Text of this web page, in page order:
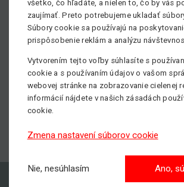
Diesel
všetko, čo hľadáte, a nielen to, čo by vás
zaujímať. Preto potrebujeme ukladať
Súbory cookie sa používajú na
prispôsobenie reklám a analýzu
Vytvorením tejto voľby súhlasíte s
cookie a s používaním údajov o vašom
webovej stránke na zobrazovanie cielenej
informácií nájdete v našich zásadách
cookie.
Zmena nastavení súborov cookie
Nie, nesúhlasím Ano,